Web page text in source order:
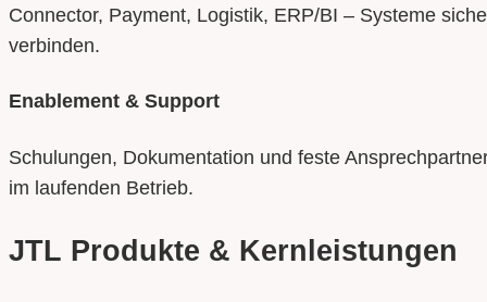
Connector, Payment, Logistik, ERP/BI – Systeme
verbinden.
Enablement & Support
Schulungen, Dokumentation und feste
im laufenden Betrieb.
JTL Produkte & Kernleistungen